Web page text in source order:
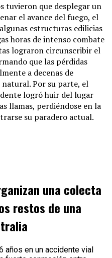
tuvieron que desplegar un
el avance del fuego, el
estructuras edilicias
horas de intenso combate
lograron circunscribir el
que las pérdidas
a decenas de
natural. Por su parte, el
logró huir del lugar
llamas, perdiéndose en la
su paradero actual.
una colecta
restos de una
años en un accidente vial